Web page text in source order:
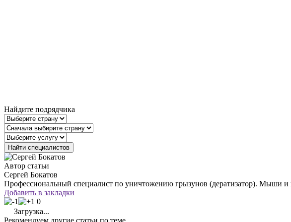
Найдите подрядчика
Автор статьи
Сергей Бокатов
Профессиональный специалист по уничтожению грызунов (дератизатор). Мыши и
Добавить в закладки
0
Загрузка...
Рекомендуем другие статьи по теме